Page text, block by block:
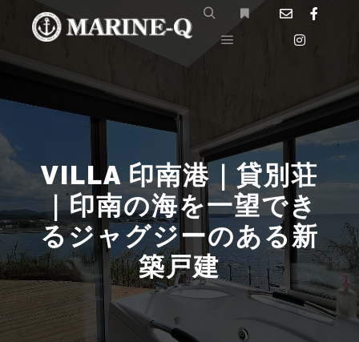
VILLA 印南港｜貸別荘
｜印南の海を一望でき
るジャグジーのある新
築戸建